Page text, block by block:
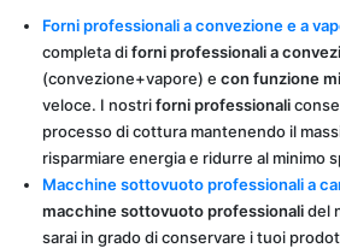
Forni professionali a convezione e a
completa diforni professionali a
(convezione+vapore) e con funzione
veloce. I nostriforni professionali
processo di cottura mantenendo il
risparmiare energia e ridurre al minimo
Macchine sottovuoto professionali a
macchine sottovuoto professionalidel
sarai in grado di conservare i tuoi